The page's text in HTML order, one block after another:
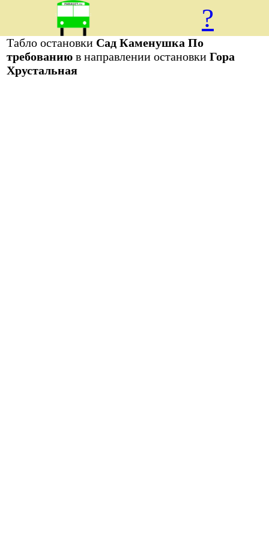
?
Табло остановки Сад Каменушка По
требованиюв направлении остановкиГора
Хрустальная